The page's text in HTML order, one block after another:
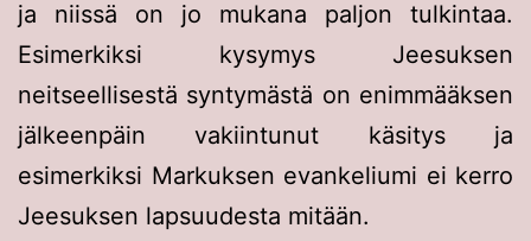
ja niissä on jo mukana paljon tulkintaa.
Esimerkiksi kysymys Jeesuksen
neitseellisestä syntymästä on enimmääksen
jälkeenpäin vakiintunut käsitys ja
esimerkiksi Markuksen evankeliumi ei kerro
Jeesuksen lapsuudesta mitään.